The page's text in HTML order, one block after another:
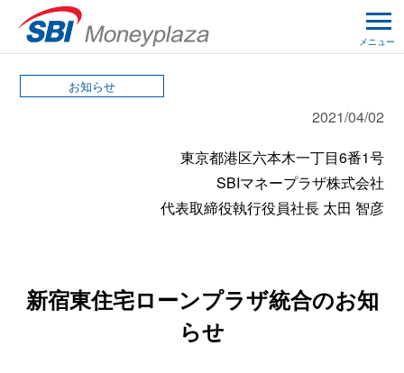
メニュー
お知らせ
2021/04/02
東京都港区六本木一丁目6番1号
SBIマネープラザ株式会社
代表取締役執行役員社長 太田 智彦
新宿東住宅ローンプラザ統合のお知
らせ